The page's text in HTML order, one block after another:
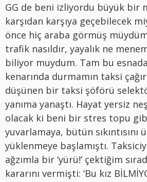
GG de beni izliyordu büyük bir
karşıdan karşıya geçebilecek
önce hiç araba görmüş
trafik nasıldır, yayalık ne
biliyor muydum. Tam bu
kenarında durmamın taksi
düşünen bir taksi şöförü
yanıma yanaştı. Hayat yersiz
olacak ki beni bir stres topu
yuvarlamaya, bütün
yüklenmeye başlamıştı.
ağzımla bir ‘yürü!’ çektiğim
kararını vermişti: ‘Bu kız